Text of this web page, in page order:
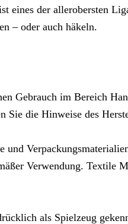
eines der allerobersten
– oder auch häkeln.
Gebrauch im Bereich
Sie die Hinweise des
Verwendung. Textile
als Spielzeug